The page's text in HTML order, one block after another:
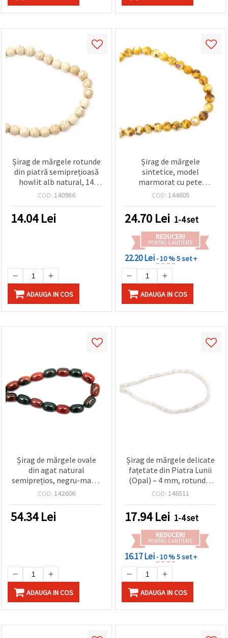
Șirag de mărgele rotunde
din piatră semiprețioasă
howlit alb natural, 14
mm, ~29 bucăți, pentru
COD: 140986
14.04Lei
ADAUGA IN COS
Șirag de mărgele
sintetice, model
marmorat cu pete
galben‑aurii, rotunde, 12
COD: 144605
24.70 Lei 1-4 set
REDUCERI
PENTRU CANTITATE
22.20 Lei- 10 %5 set +
ADAUGA IN COS
Șirag de mărgele ovale
din agat natural
semiprețios, negru-maro,
13x18 mm, ~22 buc.
COD: 142606
54.34Lei
ADAUGA IN COS
Șirag de mărgele delicate
fațetate din Piatra Lunii
(Opal) – 4 mm, rotunde,
~98 buc., perfect pentru
elegante și unice
COD: 146511
17.94Lei 1-4 set
REDUCERI
PENTRU CANTITATE
16.17 Lei- 10 %5 set +
ADAUGA IN COS